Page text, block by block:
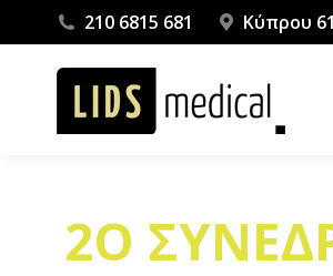
210 6815 681 Κύπρου
2Ο